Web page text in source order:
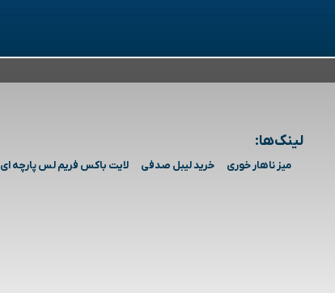
لینک‌ها:
میز ناهار خوری خرید لیبل صدفی لایت باکس فریم لس پارچه ای